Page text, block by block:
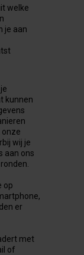
welke
je aan
kunnen
onze
wij je
aan ons
op
er
met
of